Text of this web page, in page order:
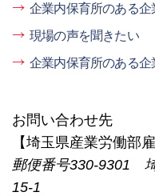
企業内保育所のある
現場の声を聞きたい
企業内保育所のある企
お問い合わせ先
【埼玉県産業労働部
郵便番号330-9301
15-1